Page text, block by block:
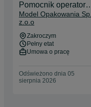
Pomocnik operatora
maszyn
Model Opakowania Sp.
z.o.o
Zakroczym
Pełny etat
Umowa o pracę
Odświeżono dnia 05
sierpnia 2026